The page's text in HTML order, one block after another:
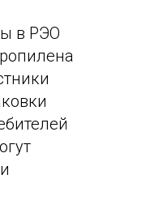
в РЭО